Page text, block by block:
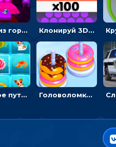
Побег из горной деревни: решай головоломки, чтобы открыть ворота Клонируй 3D шарики и сливай их в воронку
Морское путешествие: двигай блоки, чтобы соединять одинаковые по три в ря Головоломка Сортер пончиков: двигать и соединять по цвету